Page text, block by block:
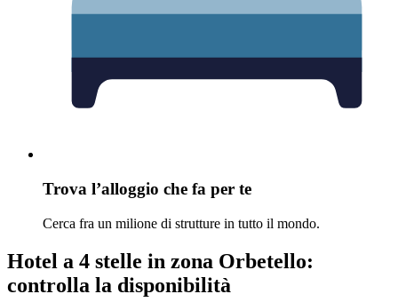
Trova l’alloggio che fa per te
Cerca fra un milione di strutture in tutto il mondo.
Hotel a 4 stelle in zona Orbetello:
controlla la disponibilità